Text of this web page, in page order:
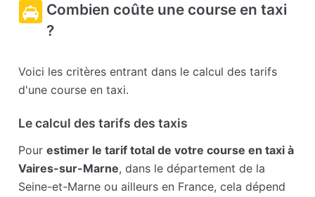
Combien coûte une course en taxi
?
Voici les critères entrant dans le calcul des tarifs
d'une course en taxi.
Le calcul des tarifs des taxis
Pourestimer le tarif total de votre course en taxi à
Vaires-sur-Marne, dans le département de la
Seine-et-Marne ou ailleurs en France, cela dépend